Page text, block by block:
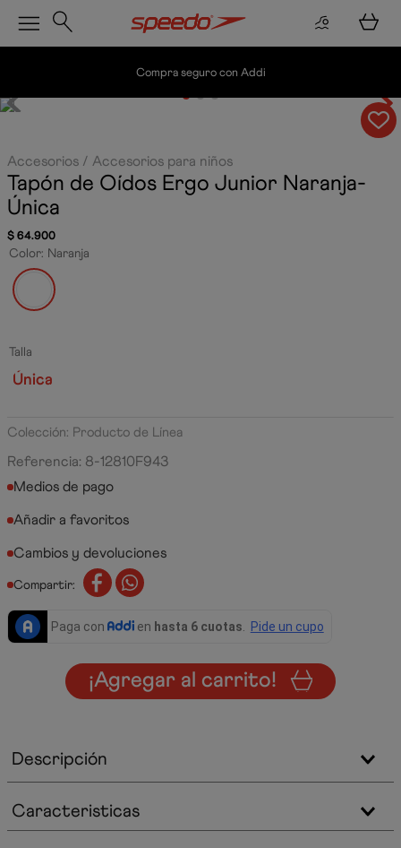
Compra seguro con Addi
Accesorios Accesorios para niños
Tapón de Oídos Ergo Junior Naranja-
Única
$64.900
Color: Naranja
Talla
Única
Colección: Producto de Línea
Referencia: 8-12810F943
Medios de pago
Cambios y devoluciones
Compartir:
¡Agregar al carrito!
Descripción
Caracteristicas